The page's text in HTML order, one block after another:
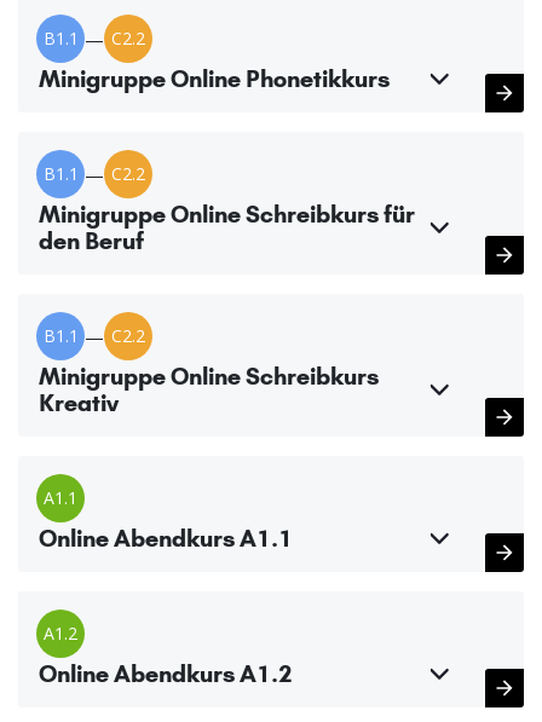
B1.1 — C2.2
Minigruppe Online Phonetikkurs
B1.1 — C2.2
Minigruppe Online Schreibkurs für
den Beruf
B1.1 — C2.2
Minigruppe Online Schreibkurs
Kreativ
A1.1
Online Abendkurs A1.1
A1.2
Online Abendkurs A1.2